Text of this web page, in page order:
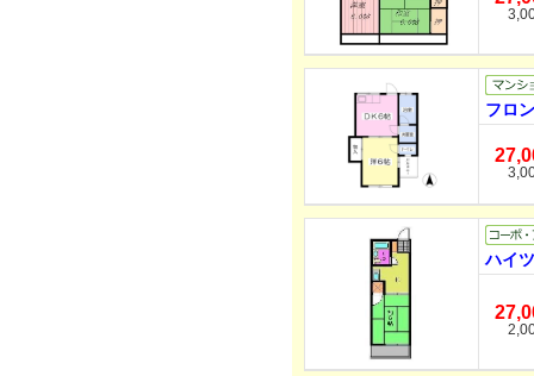
フロ
ハイ